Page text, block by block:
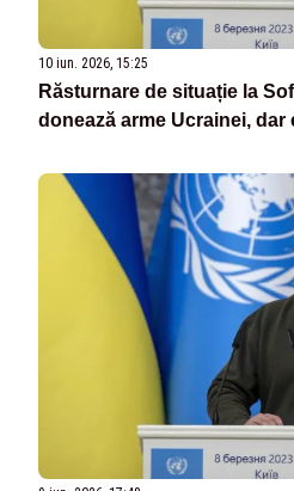
10 iun. 2026, 15:25
Răsturnare de situație la
donează arme Ucrainei, dar